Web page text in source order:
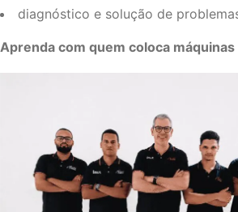
diagnóstico e solução de
Aprenda com quem coloca